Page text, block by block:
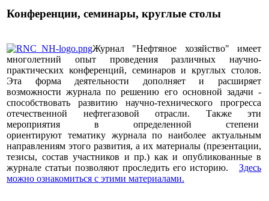
Конференции, семинары, круглые столы
Журнал "Нефтяное хозяйство" имеет
многолетний опыт проведения различных научно-
практических конференций, семинаров и круглых столов.
Эта форма деятельности дополняет и расширяет
возможности журнала по решению его основной задачи -
способствовать развитию научно-технического прогресса
отечественной нефтегазовой отрасли. Также эти
мероприятия в определенной степени
ориентируют тематику журнала по наиболее актуальным
направлениям этого развития, а их материалы (презентации,
тезисы, состав участников и пр.) как и опубликованные в
журнале статьи позволяют проследить его историю. Здесь
можно ознакомиться с этими материалами.